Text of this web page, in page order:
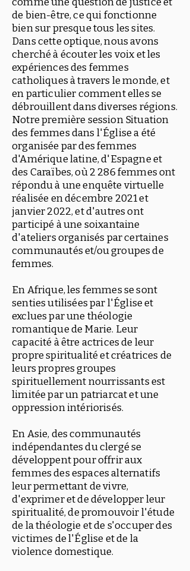
de bien-être, ce qui fonctionne
bien sur presque tous les sites.
Dans cette optique, nous avons
cherché à écouter les voix et les
expériences des femmes
catholiques à travers le monde, et
en particulier comment elles se
débrouillent dans diverses régions.
Notre première session Situation
des femmes dans l'Église a été
organisée par des femmes
d'Amérique latine, d'Espagne et
des Caraïbes, où 2 286 femmes ont
répondu à une enquête virtuelle
réalisée en décembre 2021 et
janvier 2022, et d'autres ont
participé à une soixantaine
d'ateliers organisés par certaines
communautés et/ou groupes de
femmes.
En Afrique, les femmes se sont
senties utilisées par l'Église et
exclues par une théologie
romantique de Marie. Leur
capacité à être actrices de leur
propre spiritualité et créatrices de
leurs propres groupes
spirituellement nourrissants est
limitée par un patriarcat et une
oppression intériorisés.
En Asie, des communautés
indépendantes du clergé se
développent pour offrir aux
femmes des espaces alternatifs
leur permettant de vivre,
d'exprimer et de développer leur
spiritualité, de promouvoir l'étude
de la théologie et de s'occuper des
victimes de l'Église et de la
violence domestique.